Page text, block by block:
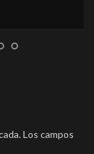
Los campos